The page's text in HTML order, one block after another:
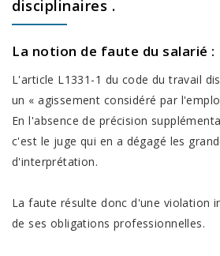
disciplinaires .
La notion de faute du salarié :
L'article L1331-1 du code du travail
un « agissement considéré par
En l'absence de précision
c'est le juge qui en a dégagé les
d'interprétation.
La faute résulte donc d'une violation
de ses obligations professionnelles.